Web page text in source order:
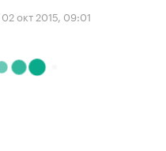
02 окт 2015, 09:01